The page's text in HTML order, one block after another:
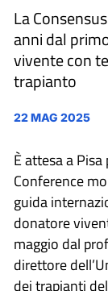
La
anni dal
vivente con
trapianto
22 MAG 2025
È attesa a
Conference
guida
donatore
maggio dal
direttore
dei trapianti